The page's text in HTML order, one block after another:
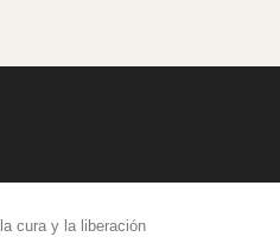
cura y la liberación